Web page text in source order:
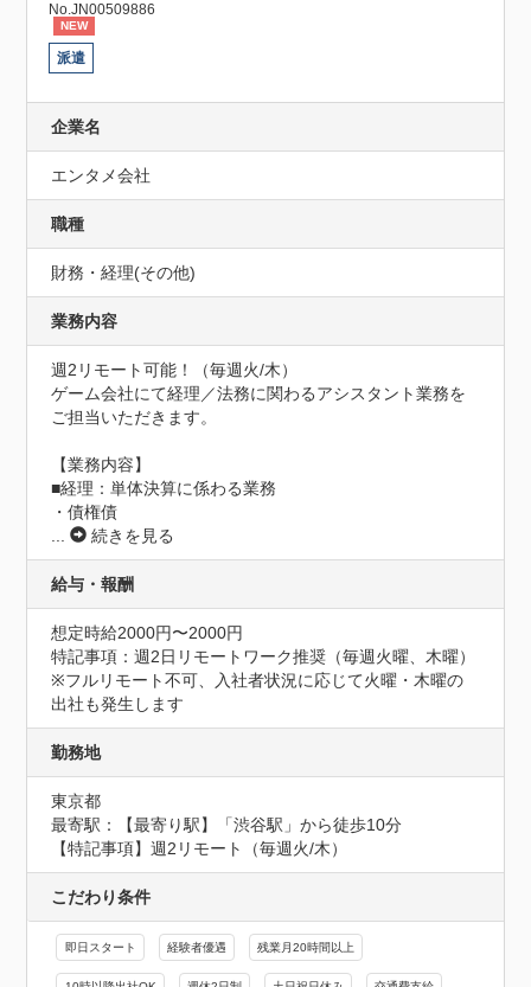
No.JN00509886
NEW
派遣
企業名
エンタメ会社
職種
財務・経理(その他)
業務内容
週2リモート可能！（毎週火/木）
ゲーム会社にて経理／法務に関わるアシスタント業務を
ご担当いただきます。
【業務内容】
■経理：単体決算に係わる業務
・債権債
...
続きを見る
給与・報酬
想定時給2000円〜2000円
特記事項：週2日リモートワーク推奨（毎週火曜、木曜）
※フルリモート不可、入社者状況に応じて火曜・木曜の
出社も発生します
勤務地
東京都
最寄駅：【最寄り駅】「渋谷駅」から徒歩10分
【特記事項】週2リモート（毎週火/木）
こだわり条件
即日スタート 経験者優遇 残業月20時間以上